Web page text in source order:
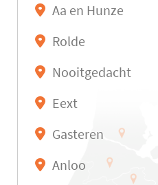
Aa en Hunze
Rolde
Nooitgedacht
Eext
Gasteren
Anloo